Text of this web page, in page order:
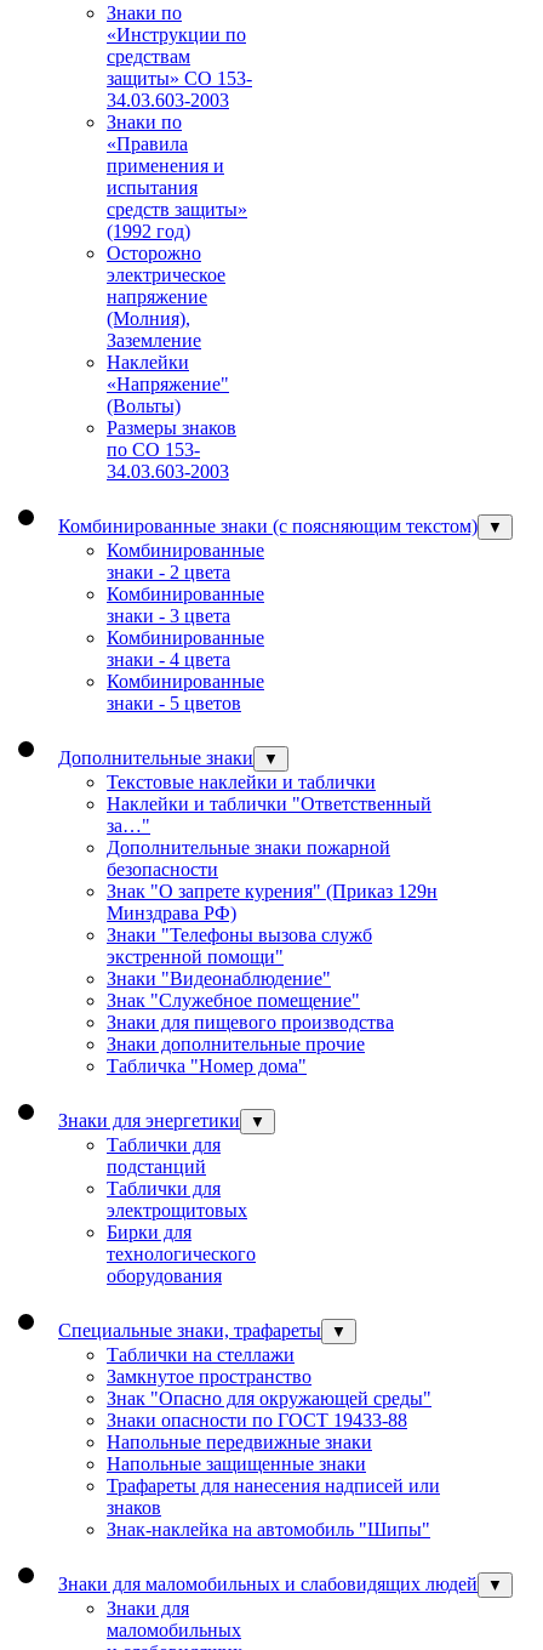
Знаки по
«Инструкции по
средствам
защиты» СО 153-
34.03.603-2003
Знаки по
«Правила
применения и
испытания
средств защиты»
(1992 год)
Осторожно
электрическое
напряжение
(Молния),
Заземление
Наклейки
«Напряжение"
(Вольты)
Размеры знаков
по СО 153-
34.03.603-2003
Комбинированные знаки (с поясняющим текстом) ▼
Комбинированные
знаки - 2 цвета
Комбинированные
знаки - 3 цвета
Комбинированные
знаки - 4 цвета
Комбинированные
знаки - 5 цветов
Дополнительные знаки ▼
Текстовые наклейки и таблички
Наклейки и таблички "Ответственный
за…"
Дополнительные знаки пожарной
безопасности
Знак "О запрете курения" (Приказ 129н
Минздрава РФ)
Знаки "Телефоны вызова служб
экстренной помощи"
Знаки "Видеонаблюдение"
Знак "Служебное помещение"
Знаки для пищевого производства
Знаки дополнительные прочие
Табличка "Номер дома"
Знаки для энергетики ▼
Таблички для
подстанций
Таблички для
электрощитовых
Бирки для
технологического
оборудования
Специальные знаки, трафареты ▼
Таблички на стеллажи
Замкнутое пространство
Знак "Опасно для окружающей среды"
Знаки опасности по ГОСТ 19433-88
Напольные передвижные знаки
Напольные защищенные знаки
Трафареты для нанесения надписей или
знаков
Знак-наклейка на автомобиль "Шипы"
Знаки для маломобильных и слабовидящих людей ▼
Знаки для
маломобильных